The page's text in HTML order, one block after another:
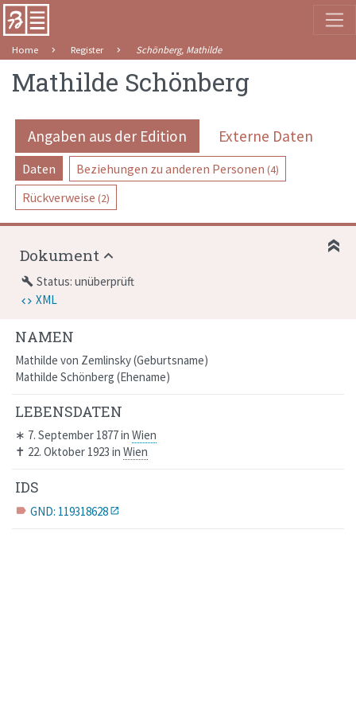
Home Register Schönberg, Mathilde
Mathilde Schönberg
Angaben aus der Edition Externe Daten
Daten Beziehungen zu anderen Personen (4)
Rückverweise (2)
NAMEN
Mathilde von Zemlinsky Geburtsname
Mathilde Schönberg Ehename
LEBENSDATEN
∗ 7. September 1877in Wien
✝ 22. Oktober 1923 in Wien
IDS
label GND: 119318628
Dokument
build Status: unüberprüft
XML